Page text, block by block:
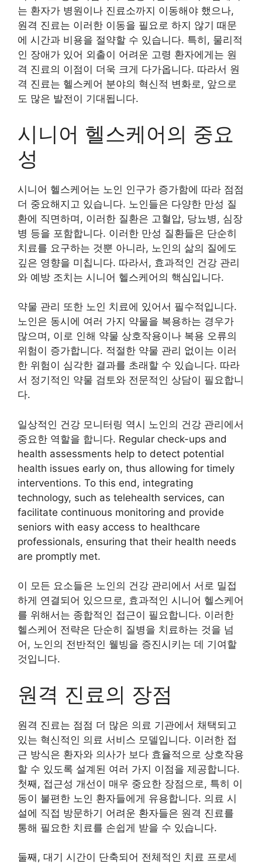
는 환자가 병원이나 진료소까지 이동해야 했으나,
원격 진료는 이러한 이동을 필요로 하지 않기 때문
에 시간과 비용을 절약할 수 있습니다. 특히, 물리적
인 장애가 있어 외출이 어려운 고령 환자에게는 원
격 진료의 이점이 더욱 크게 다가옵니다. 따라서 원
격 진료는 헬스케어 분야의 혁신적 변화로, 앞으로
도 많은 발전이 기대됩니다.
시니어 헬스케어의 중요
성
시니어 헬스케어는 노인 인구가 증가함에 따라 점점
더 중요해지고 있습니다. 노인들은 다양한 만성 질
환에 직면하며, 이러한 질환은 고혈압, 당뇨병, 심장
병 등을 포함합니다. 이러한 만성 질환들은 단순히
치료를 요구하는 것뿐 아니라, 노인의 삶의 질에도
깊은 영향을 미칩니다. 따라서, 효과적인 건강 관리
와 예방 조치는 시니어 헬스케어의 핵심입니다.
약물 관리 또한 노인 치료에 있어서 필수적입니다.
노인은 동시에 여러 가지 약물을 복용하는 경우가
많으며, 이로 인해 약물 상호작용이나 복용 오류의
위험이 증가합니다. 적절한 약물 관리 없이는 이러
한 위험이 심각한 결과를 초래할 수 있습니다. 따라
서 정기적인 약물 검토와 전문적인 상담이 필요합니
다.
일상적인 건강 모니터링 역시 노인의 건강 관리에서
중요한 역할을 합니다. Regular check-ups and
health assessments help to detect potential
health issues early on, thus allowing for timely
interventions. To this end, integrating
technology, such as telehealth services, can
facilitate continuous monitoring and provide
seniors with easy access to healthcare
professionals, ensuring that their health needs
are promptly met.
이 모든 요소들은 노인의 건강 관리에서 서로 밀접
하게 연결되어 있으므로, 효과적인 시니어 헬스케어
를 위해서는 종합적인 접근이 필요합니다. 이러한
헬스케어 전략은 단순히 질병을 치료하는 것을 넘
어, 노인의 전반적인 웰빙을 증진시키는 데 기여할
것입니다.
원격 진료의 장점
원격 진료는 점점 더 많은 의료 기관에서 채택되고
있는 혁신적인 의료 서비스 모델입니다. 이러한 접
근 방식은 환자와 의사가 보다 효율적으로 상호작용
할 수 있도록 설계된 여러 가지 이점을 제공합니다.
첫째, 접근성 개선이 매우 중요한 장점으로, 특히 이
동이 불편한 노인 환자들에게 유용합니다. 의료 시
설에 직접 방문하기 어려운 환자들은 원격 진료를
통해 필요한 치료를 손쉽게 받을 수 있습니다.
둘째, 대기 시간이 단축되어 전체적인 치료 프로세